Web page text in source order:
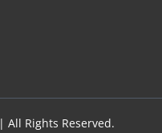
All Rights Reserved.